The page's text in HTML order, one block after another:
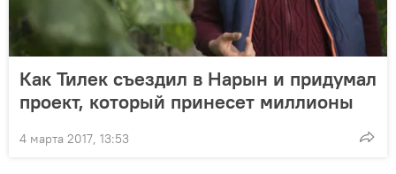
Как Тилек съездил в Нарын и придумал
проект, который принесет миллионы
4 марта 2017, 13:53